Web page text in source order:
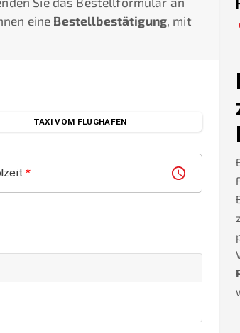
eine Bestellbestätigung, mit
TAXI VOM FLUGHAFEN
*